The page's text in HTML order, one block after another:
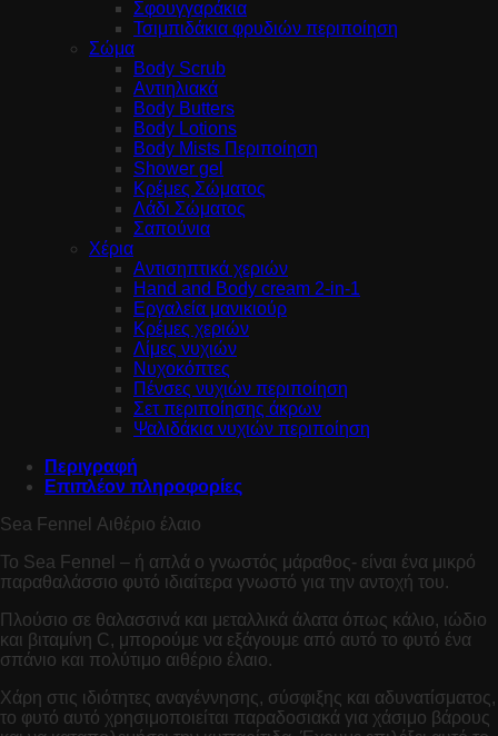
Σφουγγαράκια
Τσιμπιδάκια φρυδιών περιποίηση
Σώμα
Body Scrub
Αντιηλιακά
Body Butters
Body Lotions
Body Mists Περιποίηση
Shower gel
Κρέμες Σώματος
Λάδι Σώματος
Σαπούνια
Χέρια
Αντισηπτικά χεριών
Hand and Body cream 2-in-1
Εργαλεία μανικιούρ
Κρέμες χεριών
Λίμες νυχιών
Νυχοκόπτες
Πένσες νυχιών περιποίηση
Σετ περιποίησης άκρων
Ψαλιδάκια νυχιών περιποίηση
Περιγραφή
Επιπλέον πληροφορίες
Sea Fennel Αιθέριο έλαιο
Το Sea Fennel – ή απλά ο γνωστός μάραθος- είναι ένα μικρό
παραθαλάσσιο φυτό ιδιαίτερα γνωστό για την αντοχή του.
Πλούσιο σε θαλασσινά και μεταλλικά άλατα όπως κάλιο, ιώδιο
και βιταμίνη C, μπορούμε να εξάγουμε από αυτό το φυτό ένα
σπάνιο και πολύτιμο αιθέριο έλαιο.
Χάρη στις ιδιότητες αναγέννησης, σύσφιξης και αδυνατίσματος,
το φυτό αυτό χρησιμοποιείται παραδοσιακά για χάσιμο βάρους